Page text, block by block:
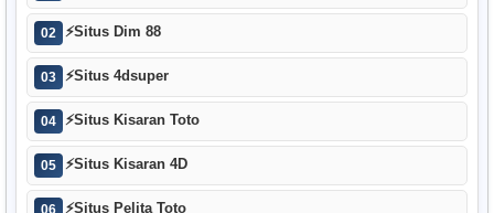
02 ⚡Situs Dim 88
03 ⚡Situs 4dsuper
04 ⚡Situs Kisaran Toto
05 ⚡Situs Kisaran 4D
06 ⚡Situs Pelita Toto